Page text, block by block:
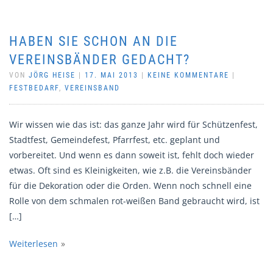
HABEN SIE SCHON AN DIE
VEREINSBÄNDER GEDACHT?
VON JÖRG HEISE 17. MAI 2013 KEINE KOMMENTARE
FESTBEDARF, VEREINSBAND
Wir wissen wie das ist: das ganze Jahr wird für Schützenfest,
Stadtfest, Gemeindefest, Pfarrfest, etc. geplant und
vorbereitet. Und wenn es dann soweit ist, fehlt doch wieder
etwas. Oft sind es Kleinigkeiten, wie z.B. die Vereinsbänder
für die Dekoration oder die Orden. Wenn noch schnell eine
Rolle von dem schmalen rot-weißen Band gebraucht wird, ist
[…]
Weiterlesen